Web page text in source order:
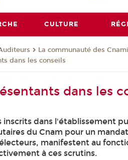
CULTURE
La communauté des
dans les conseils
dans les
inscrits dans l'établissement
du Cnam pour un
manifestent au
à ces scrutins.